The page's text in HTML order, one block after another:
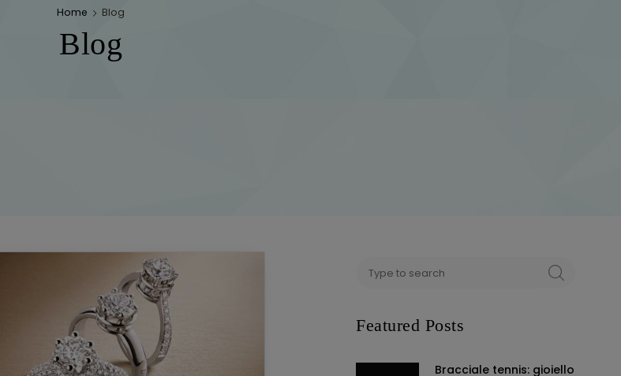
Home Blog
Blog
Featured Posts
Bracciale tennis: gioiello